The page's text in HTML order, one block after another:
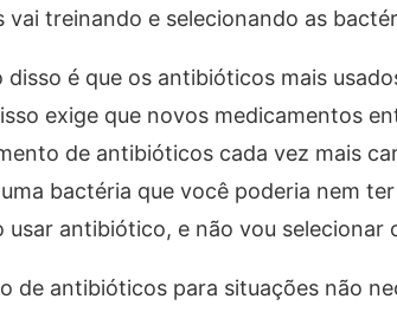
vai treinando e selecionando as
disso é que os antibióticos mais
exige que novos medicamentos
de antibióticos cada vez mais
bactéria que você poderia nem
usar antibiótico, e não vou selecionar
de antibióticos para situações não